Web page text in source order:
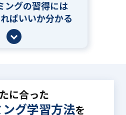
ングの習得には
ばいいか分かる
に合った
グ学習方法を